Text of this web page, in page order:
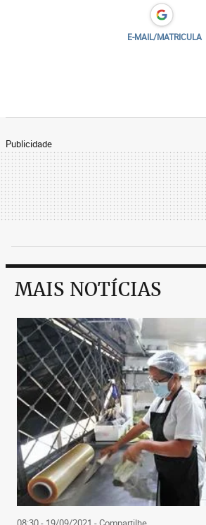
E-MAIL/MATRICULA
Publicidade
MAIS NOTÍCIAS